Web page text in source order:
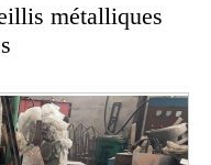
métalliques